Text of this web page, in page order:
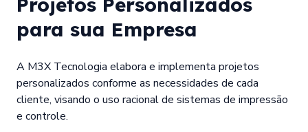
para sua Empresa
A M3X Tecnologia elabora e implementa projetos
personalizados conforme as necessidades de cada
cliente, visando o uso racional de sistemas de impressão
e controle.